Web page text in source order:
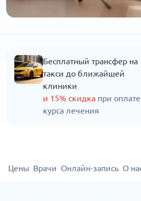
Бесплатный трансфер на
такси до ближайшей
клиники
и 15% скидка при оплате
курса лечения
Цены Врачи Онлайн-запись О